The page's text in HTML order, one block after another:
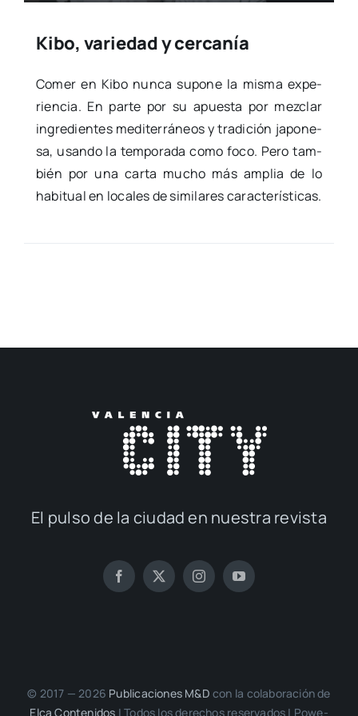
Kibo, variedad y cercanía
Comer en Kibo nun­ca supo­ne la mis­ma expe­
rien­cia. En par­te por su apues­ta por mez­clar
ingre­dien­tes medi­te­rrá­neos y tra­di­ción japo­ne­
sa, usan­do la tem­po­ra­da como foco. Pero tam­
bién por una car­ta mucho más amplia de lo
habi­tual en loca­les de simi­la­res carac­te­rís­ti­cas.
El pul­so de la ciu­dad en nues­tra revis­ta
© 2017 — 2026 Publi­ca­cio­nes M&D con la cola­bo­ra­ción de
Elca Con­te­ni­dos | Todos los dere­chos reser­va­dos | Powe­